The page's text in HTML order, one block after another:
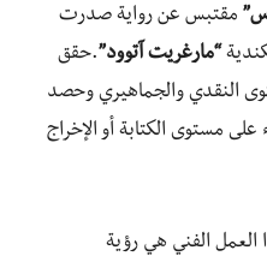
مقتبس عن رواية صدرت
“مارغريت آتوود”.حقق
النقدي والجماهيري وحصد
على مستوى الكتابة أو الإخراج
العمل الفني هي رؤية